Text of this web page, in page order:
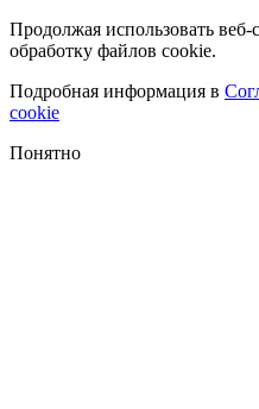
Продолжая использовать веб-
обработку файлов cookie.
Подробная информация в
cookie
Понятно